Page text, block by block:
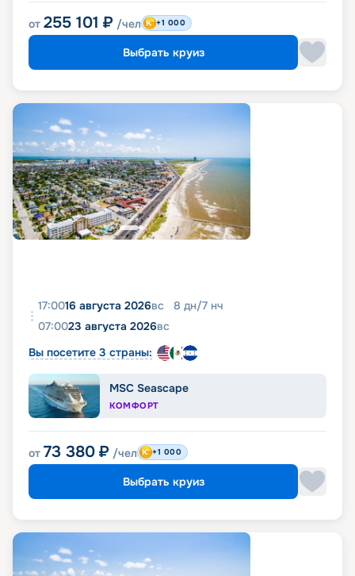
от 255 101 ₽ /чел +1 000
Выбрать круиз
17:0016 августа 2026вс 8 дн/7 нч
07:0023 августа 2026вс
Вы посетите 3 страны:
MSC Seascape
КОМФОРТ
от 73 380 ₽ /чел +1 000
Выбрать круиз